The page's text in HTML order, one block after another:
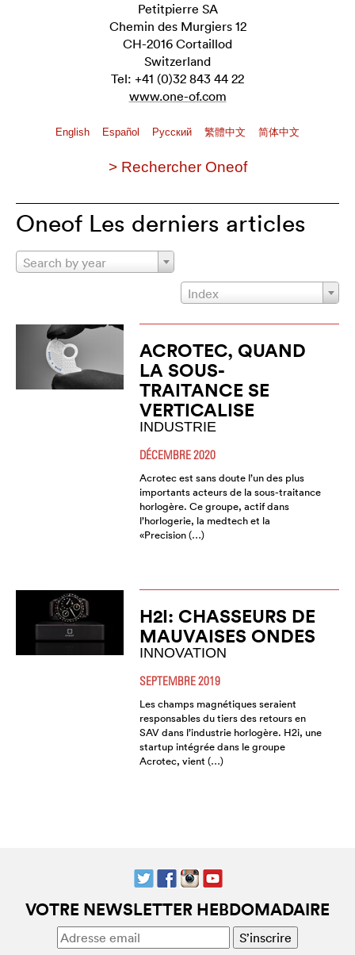
Petitpierre SA
Chemin des Murgiers 12
CH-2016 Cortaillod
Switzerland
Tel: +41 (0)32 843 44 22
www.one-of.com
English Español Pусский 繁體中文 简体中文
> Rechercher Oneof
Oneof Les derniers articles
Search by year
Index
ACROTEC, QUAND
LA SOUS-
TRAITANCE SE
VERTICALISE
INDUSTRIE
DÉCEMBRE 2020
Acrotec est sans doute l’un des plus
importants acteurs de la sous-traitance
horlogère. Ce groupe, actif dans
l’horlogerie, la medtech et la
«Precision (…)
H2I: CHASSEURS DE
MAUVAISES ONDES
INNOVATION
SEPTEMBRE 2019
Les champs magnétiques seraient
responsables du tiers des retours en
SAV dans l’industrie horlogère. H2i, une
startup intégrée dans le groupe
Acrotec, vient (…)
VOTRE NEWSLETTER HEBDOMADAIRE